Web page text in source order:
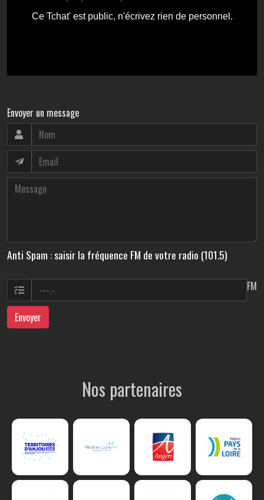
Envoyer un message
Anti Spam : saisir la fréquence FM de votre radio (101.5)
FM
Envoyer
Nos partenaires